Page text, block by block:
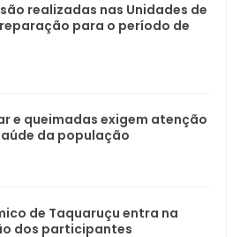
realizadas nas Unidades de
para o período de
e queimadas exigem atenção
da população
de Taquaruçu entra na
dos participantes